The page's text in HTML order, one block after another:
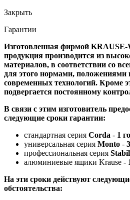
Закрыть
Гарантии
Изготовленная фирмой
продукция производится из
материалов, в соответствии со
для этого нормами, положениями
современных технологий. Кроме
подвергается постоянному
В связи с этим изготовитель
следующие сроки гарантии:
стандартная серия Corda - 1
универсальная серия Monto -
профессиональная серия
алюминиевые ящики Krause -
На эти сроки действуют
обстоятельства: